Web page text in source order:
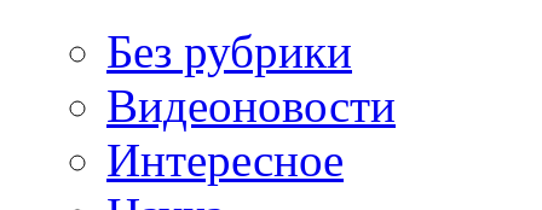
Без рубрики
Видеоновости
Интересное